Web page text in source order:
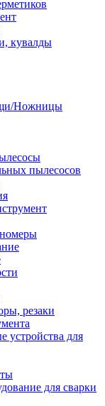
кувалды
Ножницы
пылесосов
резаки
устройства для
для сварки